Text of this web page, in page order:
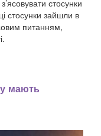
стосунки
стосунки зайшли в
питанням,
мають